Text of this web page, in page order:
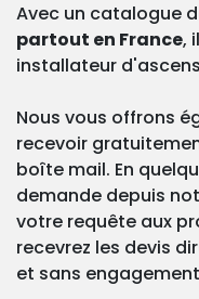
Avec un catalogue
partout en France,
installateur
Nous vous offrons
recevoir
boîte mail. En
demande depuis
votre requête aux
recevrez les devis
et sans